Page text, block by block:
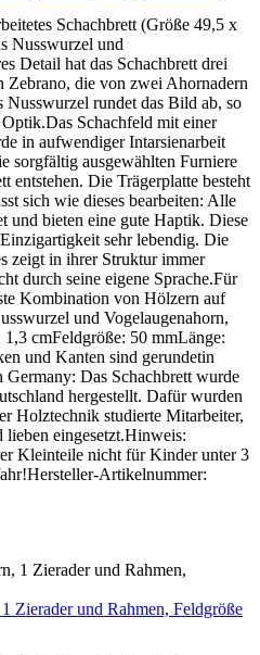
Schachbrett (Größe 49,5 x
Nusswurzel und
Detail hat das Schachbrett drei
Zebrano, die von zwei Ahornadern
rundet das Bild ab, so
Schachfeld mit einer
in aufwendiger Intarsienarbeit
sorgfältig ausgewählten Furniere
entstehen. Die Trägerplatte besteht
sich wie dieses bearbeiten: Alle
und bieten eine gute Haptik. Diese
sehr lebendig. Die
zeigt in ihrer Struktur immer
durch seine eigene Sprache.Für
Kombination von Hölzern auf
und Vogelaugenahorn,
cmFeldgröße: 50 mmLänge:
und Kanten sind gerundetin
Das Schachbrett wurde
hergestellt. Dafür wurden
Holztechnik studierte Mitarbeiter,
eingesetzt.Hinweis:
Kleinteile nicht für Kinder unter 3
Artikelnummer:
Zierader und Rahmen, Feldgröße